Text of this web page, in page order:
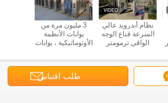
3 مليون مرة من
بوابات الأنظمة
الأوتوماتيكية ، بوابات
نظام أندرويد عالي
السرعة قناع الوجه
الواقي ترمومتر
عاصبات مدخل بوابة
سعر المصنع
طلب اقتباس